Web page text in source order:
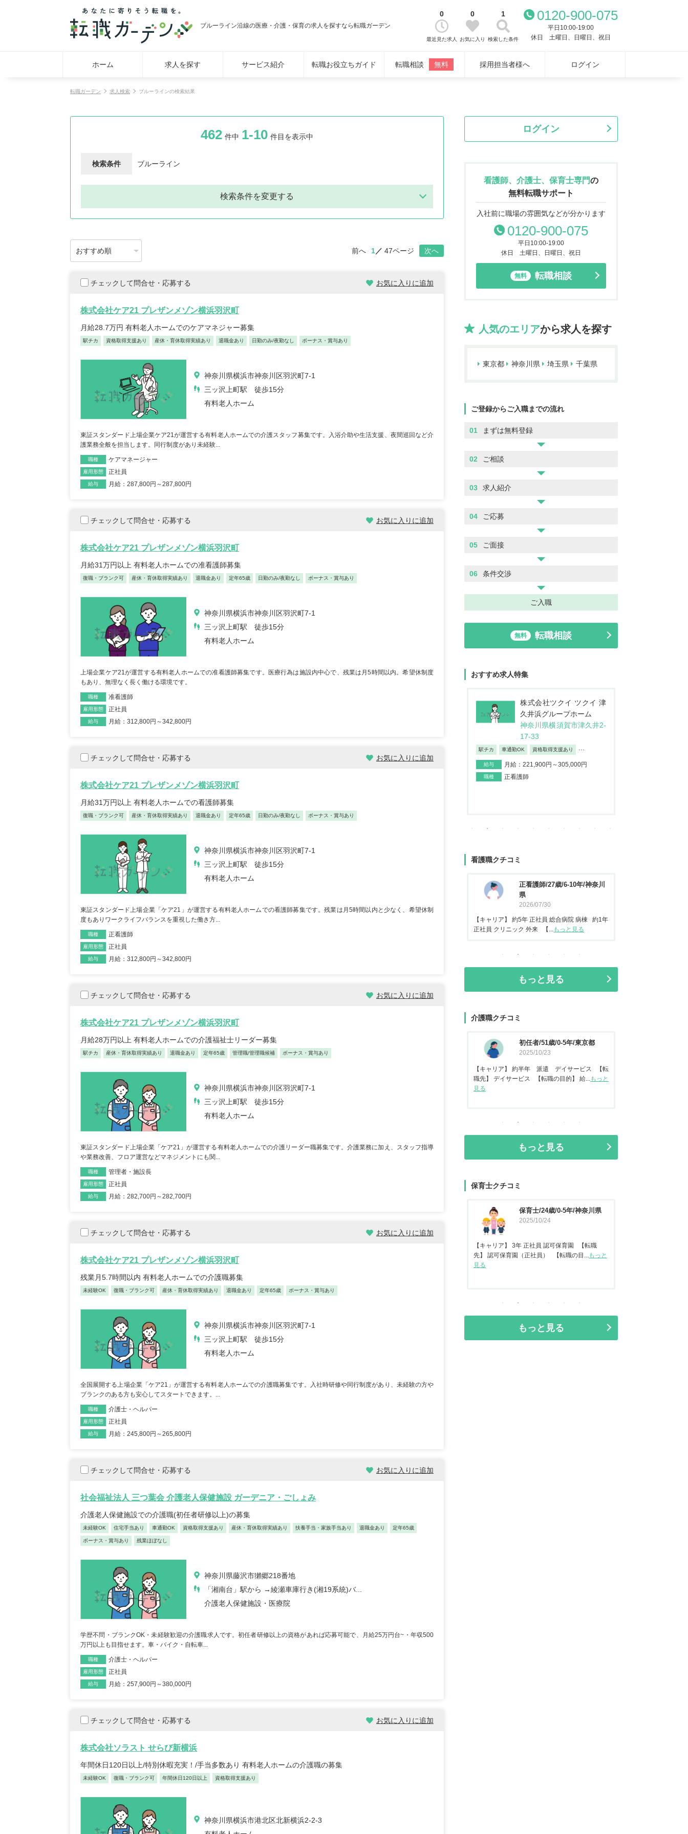
ブルーライン沿線の医療・介護・保育の求人を探すなら転職ガーデン
0
最近見た求人
0
お気に入り
1
検索した条件
0120-900-075
平日10:00-19:00
休日 土曜日、日曜日、祝日
ホーム 求人を探す サービス紹介 転職お役立ちガイド 転職相談 無料 採用担当者様へ ログイン
転職ガーデン 求人検索 ブルーラインの検索結果
462 件中 1-10 件目を表示中
検索条件 ブルーライン
検索条件を変更する
前へ 1 47ページ 次へ
チェックして問合せ・応募する お気に入りに追加
株式会社ケア21 プレザンメゾン横浜羽沢町
月給28.7万円 有料老人ホームでのケアマネジャー募集
駅チカ 資格取得支援あり 産休・育休取得実績あり 退職金あり 日勤のみ/夜勤なし ボーナス・賞与あり
神奈川県横浜市神奈川区羽沢町7-1
三ッ沢上町駅 徒歩15分
有料老人ホーム
東証スタンダード上場企業ケア21が運営する有料老人ホームでの介護スタッフ募集です。入浴介助や生活支援、夜間巡回など介
護業務全般を担当します。同行制度があり未経験...
職種 ケアマネージャー
雇用形態 正社員
給与 月給：287,800円～287,800円
チェックして問合せ・応募する お気に入りに追加
株式会社ケア21 プレザンメゾン横浜羽沢町
月給31万円以上 有料老人ホームでの准看護師募集
復職・ブランク可 産休・育休取得実績あり 退職金あり 定年65歳 日勤のみ/夜勤なし ボーナス・賞与あり
神奈川県横浜市神奈川区羽沢町7-1
三ッ沢上町駅 徒歩15分
有料老人ホーム
上場企業ケア21が運営する有料老人ホームでの准看護師募集です。医療行為は施設内中心で、残業は月5時間以内。希望休制度
もあり、無理なく長く働ける環境です。
職種 准看護師
雇用形態 正社員
給与 月給：312,800円～342,800円
チェックして問合せ・応募する お気に入りに追加
株式会社ケア21 プレザンメゾン横浜羽沢町
月給31万円以上 有料老人ホームでの看護師募集
復職・ブランク可 産休・育休取得実績あり 退職金あり 定年65歳 日勤のみ/夜勤なし ボーナス・賞与あり
神奈川県横浜市神奈川区羽沢町7-1
三ッ沢上町駅 徒歩15分
有料老人ホーム
東証スタンダード上場企業「ケア21」が運営する有料老人ホームでの看護師募集です。残業は月5時間以内と少なく、希望休制
度もありワークライフバランスを重視した働き方...
職種 正看護師
雇用形態 正社員
給与 月給：312,800円～342,800円
チェックして問合せ・応募する お気に入りに追加
株式会社ケア21 プレザンメゾン横浜羽沢町
月給28万円以上 有料老人ホームでの介護福祉士リーダー募集
駅チカ 産休・育休取得実績あり 退職金あり 定年65歳 管理職/管理職候補 ボーナス・賞与あり
神奈川県横浜市神奈川区羽沢町7-1
三ッ沢上町駅 徒歩15分
有料老人ホーム
東証スタンダード上場企業「ケア21」が運営する有料老人ホームでの介護リーダー職募集です。介護業務に加え、スタッフ指導
や業務改善、フロア運営などマネジメントにも関...
職種 管理者・施設長
雇用形態 正社員
給与 月給：282,700円～282,700円
チェックして問合せ・応募する お気に入りに追加
株式会社ケア21 プレザンメゾン横浜羽沢町
残業月5.7時間以内 有料老人ホームでの介護職募集
未経験OK 復職・ブランク可 産休・育休取得実績あり 退職金あり 定年65歳 ボーナス・賞与あり
神奈川県横浜市神奈川区羽沢町7-1
三ッ沢上町駅 徒歩15分
有料老人ホーム
全国展開する上場企業「ケア21」が運営する有料老人ホームでの介護職募集です。入社時研修や同行制度があり、未経験の方や
ブランクのある方も安心してスタートできます。...
職種 介護士・ヘルパー
雇用形態 正社員
給与 月給：245,800円～265,800円
チェックして問合せ・応募する お気に入りに追加
社会福祉法人 三つ葉会 介護老人保健施設 ガーデニア・ごしょみ
介護老人保健施設での介護職(初任者研修以上)の募集
未経験OK 住宅手当あり 車通勤OK 資格取得支援あり 産休・育休取得実績あり 扶養手当・家族手当あり 退職金あり 定年65歳
ボーナス・賞与あり 残業ほぼなし
神奈川県藤沢市獺郷218番地
「湘南台」駅から →綾瀬車庫行き(湘19系統)バ...
介護老人保健施設・医療院
学歴不問・ブランクOK・未経験歓迎の介護職求人です。初任者研修以上の資格があれば応募可能で、月給25万円台~・年収500
万円以上も目指せます。車・バイク・自転車...
職種 介護士・ヘルパー
雇用形態 正社員
給与 月給：257,900円～380,000円
チェックして問合せ・応募する お気に入りに追加
株式会社ソラスト せらび新横浜
年間休日120日以上/特別休暇充実！/手当多数あり 有料老人ホームの介護職の募集
未経験OK 復職・ブランク可 年間休日120日以上 資格取得支援あり
神奈川県横浜市港北区北新横浜2-2-3
ログイン
看護師、介護士、保育士専門の
無料転職サポート
入社前に職場の雰囲気などが分かります
0120-900-075
平日10:00-19:00
休日 土曜日、日曜日、祝日
無料 転職相談
人気のエリアから求人を探す
東京都 神奈川県 埼玉県 千葉県
ご登録からご入職までの流れ
01 まずは無料登録
02 ご相談
03 求人紹介
04 ご応募
05 ご面接
06 条件交渉
ご入職
無料 転職相談
おすすめ求人特集
リカバリーインターナシ
ョナル株式会社 訪問看護
ステーション リカバリ
池尻3-3-1キドビル5階
月給：320,600円～369,000円
車通勤OK
給与 月給：110,000円～
職種 正看護師
株式会社JSH 訪問看護ス
テーション コルディアー
レ 新小岩
東京都葛飾区西新小岩4-4
2-12イソマビル5階
日勤のみ/夜勤なし
給与 月給：195,000円～373,100円
看護職クチコミ
正看護師/39歳/16-20年/東京
【キャリア】 約7年 正社員 総合病院 病棟 約6年
ブランク 約1年 パート デイサー...もっと見る
【キャリア】 4年 正職員 大学病院 外科、救急外
看護師/29歳/6-10年/神奈川県
2026/06/23
常勤 地域包括ケア病棟 【転...もっと見る
もっと見る
介護職クチコミ
初任者/53歳/0-4年/千葉県
2025/09/22
年 常勤 老健 約3年 常勤 グループ...
介護福祉士/46歳/20-25年/神
奈川県
ス 約10年 正社員 特別養護老人ホー... もっと見る
資格なし/20歳/0-5年/東京都
2025/10/14
【キャリア】 約2年 正社員 倉庫内作業 【転
職先】 特別養護老人ホーム 【転職の目...もっと
見る
もっと見る
保育士クチコミ
【キャリア】12年 正社員 認可保育園 【転職
【キャリア】 3年 正社員 認可保育園 6年 正社員
保育士/45歳/20-25年/東京都
2025/09/11
【キャリア】22年 正社員 認可保育園2年 認定こ
ども園 【転職先】保育園（認可...
もっと見る